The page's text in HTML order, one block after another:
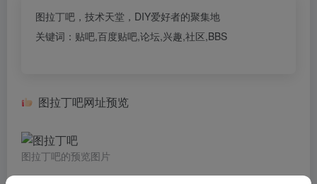
图拉丁吧，技术天堂，DIY爱好者的聚集地
关键词：贴吧,百度贴吧,论坛,兴趣,社区,BBS
图拉丁吧网址预览
图拉丁吧的预览图片